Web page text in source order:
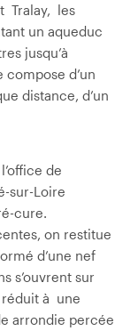
Tralay, les
un aqueduc
jusqu’à
compose d’un
distance, d’un
de
sur-Loire
cure.
on restitue
d’une nef
s’ouvrent sur
à une
arrondie percée